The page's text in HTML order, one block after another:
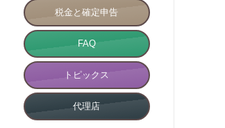
税金と確定申告
FAQ
トピックス
代理店